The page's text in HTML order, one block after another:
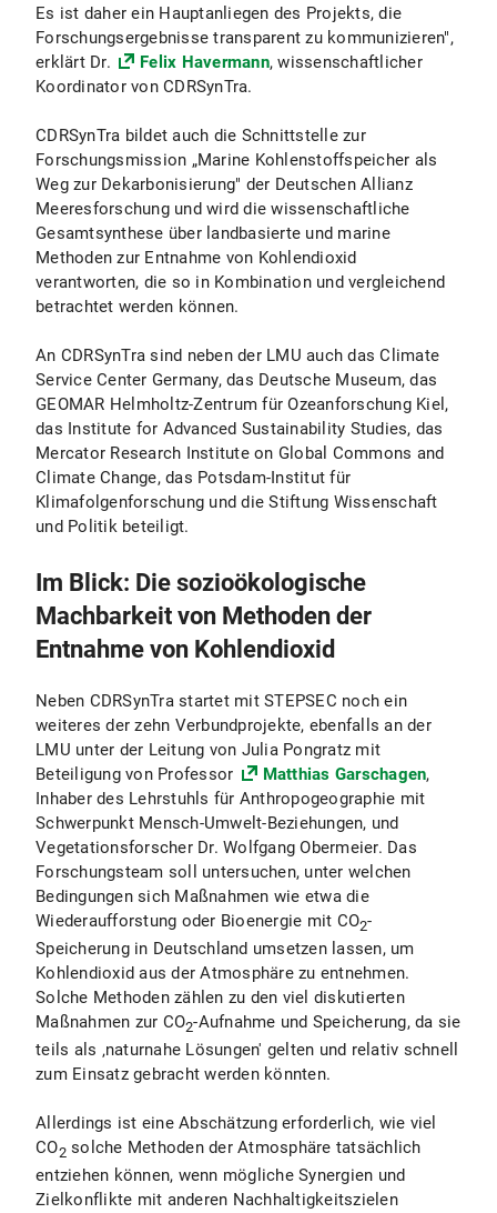
Es ist daher ein Hauptanliegen des Projekts, die
Forschungsergebnisse transparent zu kommunizieren",
erklärt Dr.
Felix Havermann, wissenschaftlicher
Koordinator von CDRSynTra.
CDRSynTra bildet auch die Schnittstelle zur
Forschungsmission „Marine Kohlenstoffspeicher als
Weg zur Dekarbonisierung" der Deutschen Allianz
Meeresforschung und wird die wissenschaftliche
Gesamtsynthese über landbasierte und marine
Methoden zur Entnahme von Kohlendioxid
verantworten, die so in Kombination und vergleichend
betrachtet werden können.
An CDRSynTra sind neben der LMU auch das Climate
Service Center Germany, das Deutsche Museum, das
GEOMAR Helmholtz-Zentrum für Ozeanforschung Kiel,
das Institute for Advanced Sustainability Studies, das
Mercator Research Institute on Global Commons and
Climate Change, das Potsdam-Institut für
Klimafolgenforschung und die Stiftung Wissenschaft
und Politik beteiligt.
Im Blick: Die sozioökologische
Machbarkeit von Methoden der
Entnahme von Kohlendioxid
Neben CDRSynTra startet mit STEPSEC noch ein
weiteres der zehn Verbundprojekte, ebenfalls an der
LMU unter der Leitung von Julia Pongratz mit
Beteiligung von Professor
Matthias Garschagen,
Inhaber des Lehrstuhls für Anthropogeographie mit
Schwerpunkt Mensch-Umwelt-Beziehungen, und
Vegetationsforscher Dr. Wolfgang Obermeier. Das
Forschungsteam soll untersuchen, unter welchen
Bedingungen sich Maßnahmen wie etwa die
Wiederaufforstung oder Bioenergie mit CO2-
Speicherung in Deutschland umsetzen lassen, um
Kohlendioxid aus der Atmosphäre zu entnehmen.
Solche Methoden zählen zu den viel diskutierten
Maßnahmen zur CO2-Aufnahme und Speicherung, da sie
teils als ‚naturnahe Lösungen' gelten und relativ schnell
zum Einsatz gebracht werden könnten.
Allerdings ist eine Abschätzung erforderlich, wie viel
CO2solche Methoden der Atmosphäre tatsächlich
entziehen können, wenn mögliche Synergien und
Zielkonflikte mit anderen Nachhaltigkeitszielen